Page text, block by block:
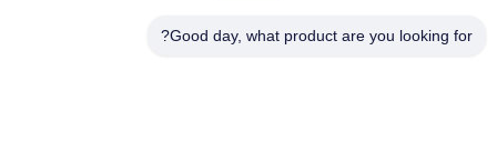
Good day, what product are you looking for?